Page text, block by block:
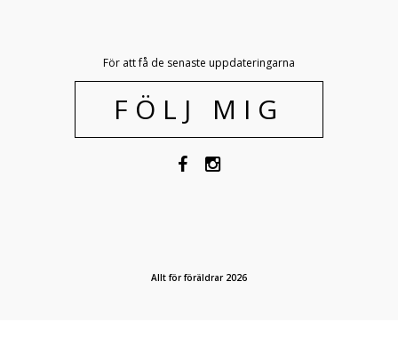
För att få de senaste uppdateringarna
FÖLJ MIG
Allt för föräldrar 2026